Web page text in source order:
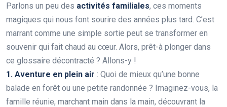
Parlons un peu des activités familiales, ces moments
magiques qui nous font sourire des années plus tard. C’est
marrant comme une simple sortie peut se transformer en
souvenir qui fait chaud au cœur. Alors, prêt-à plonger dans
ce glossaire décontracté ? Allons-y !
1. Aventure en plein air : Quoi de mieux qu’une bonne
balade en forêt ou une petite randonnée ? Imaginez-vous, la
famille réunie, marchant main dans la main, découvrant la